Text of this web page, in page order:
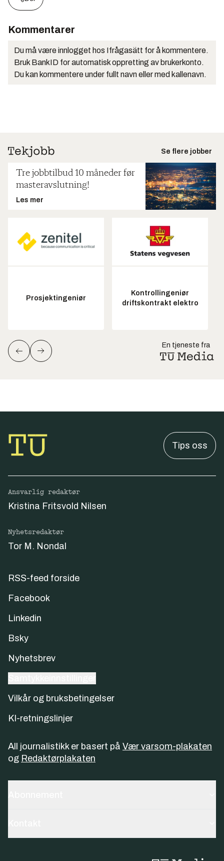
Kommentarer
Du må være innlogget hos Ifrågasätt for å kommentere.
Bruk BankID for automatisk oppretting av brukerkonto.
Du kan kommentere under fullt navn eller med kallenavn.
Se flere jobber
Tre jobbtilbud 10 måneder før
masteravslutning!
Les mer
Prosjektingeniør
Kontrollingeniør
driftskontrakt elektro
En tjeneste fra
Tips oss
Ansvarlig redaktør
Kristina Fritsvold Nilsen
Nyhetsredaktør
Tor M. Nondal
RSS-feed forside
Facebook
Linkedin
Bsky
Nyhetsbrev
Vilkår og bruksbetingelser
KI-retningslinjer
All journalistikk er basert på Vær varsom-plakaten
og Redaktørplakaten